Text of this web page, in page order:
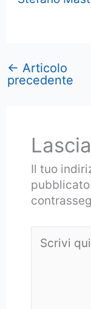
← Articolo
precedente
Il tuo
qui..